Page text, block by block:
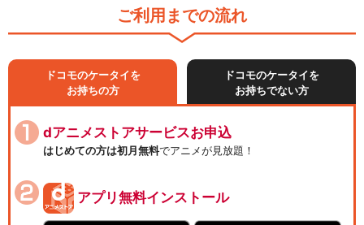
ご利用までの流れ
ドコモのケータイを
お持ちの方
ドコモのケータイを
お持ちでない方
dアニメストアサービスお申込
はじめての方は初月無料でアニメが見放題！
アプリ無料インストール